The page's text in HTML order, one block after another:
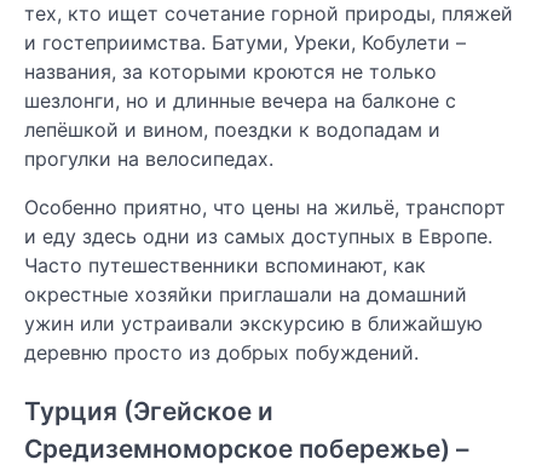
тех, кто ищет сочетание горной природы, пляжей
и гостеприимства. Батуми, Уреки, Кобулети –
названия, за которыми кроются не только
шезлонги, но и длинные вечера на балконе с
лепёшкой и вином, поездки к водопадам и
прогулки на велосипедах.
Особенно приятно, что цены на жильё, транспорт
и еду здесь одни из самых доступных в Европе.
Часто путешественники вспоминают, как
окрестные хозяйки приглашали на домашний
ужин или устраивали экскурсию в ближайшую
деревню просто из добрых побуждений.
Турция (Эгейское и
Средиземноморское побережье) –